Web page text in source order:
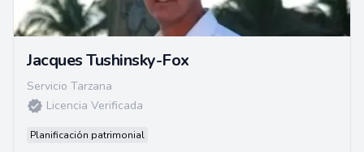
Jacques Tushinsky-Fox
Servicio Tarzana
Licencia Verificada
Planificación patrimonial